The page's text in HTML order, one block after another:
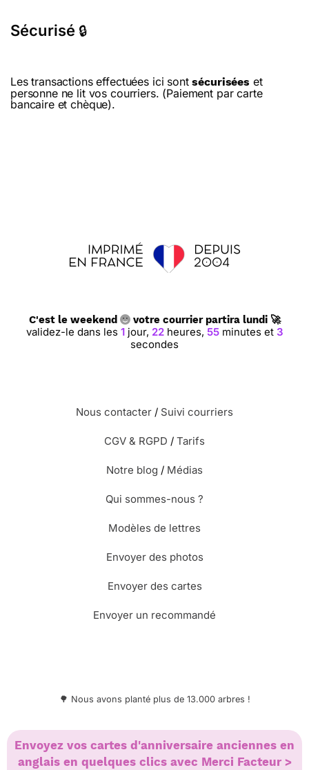
Envoyez vos cartes d'anniversaire anciennes en
anglais en quelques clics avec Merci Facteur >
Sécurisé 🔒
Les transactions effectuées ici sontsécurisées et
personne ne lit vos courriers. (Paiement par carte
bancaire et chèque).
C'est le weekend votre courrier partira lundi 🚀
validez-le dans les 1 jour, 22 heures, 55 minutes et 2
secondes
Nous contacter / Suivi courriers
CGV & RGPD / Tarifs
Notre blog / Médias
Qui sommes-nous ?
Modèles de lettres
Envoyer des photos
Envoyer des cartes
Envoyer un recommandé
🌳 Nous avons planté plus de 13.000 arbres !
© Merci Facteur